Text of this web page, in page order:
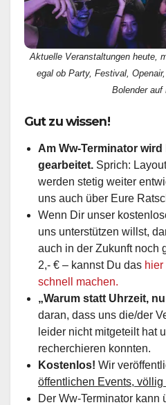
Aktuelle Veranstaltungen heute,
egal ob Party, Festival,
Bolender auf
Gut zu wissen!
Am Ww-Terminator
gearbeitet. Sprich:
werden stetig weiter
uns auch über Eure
Wenn Dir unser
uns unterstützen willst,
auch in der Zukunft noch
2,- € – kannst Du das
schnell machen.
„Warum statt Uhrzeit,
daran, dass uns die/der
leider nicht mitgeteilt hat
recherchieren konnten.
Kostenlos! Wir
öffentlichen Events,
Der Ww-Terminator kann